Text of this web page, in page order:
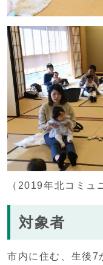
（2019年北コミュ
対象者
市内に住む、生後7